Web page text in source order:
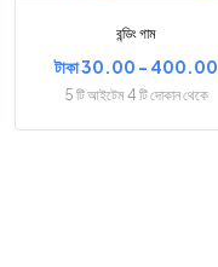
বন্ডিং গাম
টাকা 30.00 - 400.00
5 টি আইটেম 4 টি দোকান থেকে